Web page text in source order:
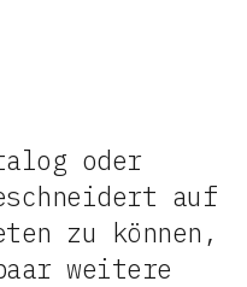
oder
auf
zu können,
weitere